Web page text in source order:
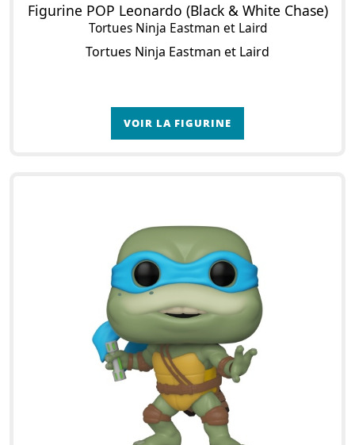
Figurine POP Leonardo (Black & White Chase)
Tortues Ninja Eastman et Laird
Tortues Ninja Eastman et Laird
VOIR LA FIGURINE